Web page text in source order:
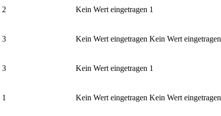
2 Kein Wert eingetragen 1
3 Kein Wert eingetragen Kein Wert eingetragen
3 Kein Wert eingetragen 1
1 Kein Wert eingetragen Kein Wert eingetragen